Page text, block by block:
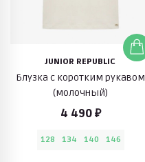
JUNIOR REPUBLIC
Блузка с коротким рукавом
(молочный)
4 490 ₽
128 134 140 146